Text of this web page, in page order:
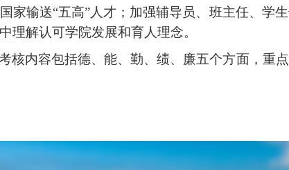
家输送“五高”人才；加强辅导员、班主任、学
理解认可学院发展和育人理念。
核内容包括德、能、勤、绩、廉五个方面，重